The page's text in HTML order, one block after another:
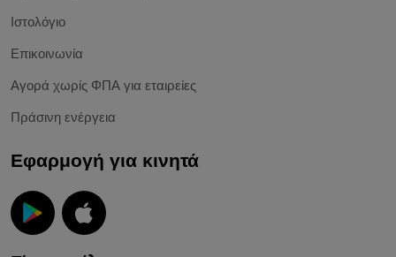
Ιστολόγιο
Επικοινωνία
Αγορά χωρίς ΦΠΑ για εταιρείες
Πράσινη ενέργεια
Εφαρμογή για κινητά